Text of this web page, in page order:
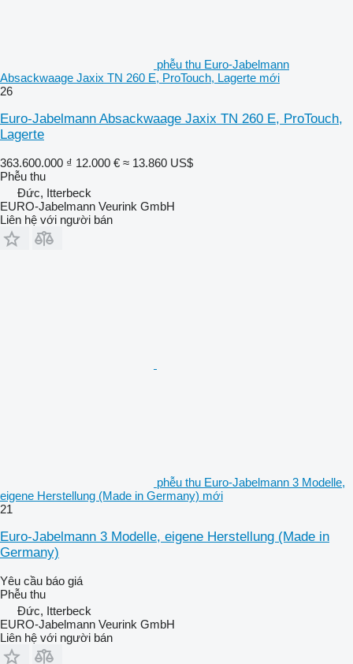
phễu thu Euro-Jabelmann
Absackwaage Jaxix TN 260 E, ProTouch, Lagerte mới
26
Euro-Jabelmann Absackwaage Jaxix TN 260 E, ProTouch,
Lagerte
363.600.000 ₫ 12.000 € ≈ 13.860 US$
Phễu thu
Đức, Itterbeck
EURO-Jabelmann Veurink GmbH
Liên hệ với người bán
phễu thu Euro-Jabelmann 3 Modelle,
eigene Herstellung (Made in Germany) mới
21
Euro-Jabelmann 3 Modelle, eigene Herstellung (Made in
Germany)
Yêu cầu báo giá
Phễu thu
Đức, Itterbeck
EURO-Jabelmann Veurink GmbH
Liên hệ với người bán